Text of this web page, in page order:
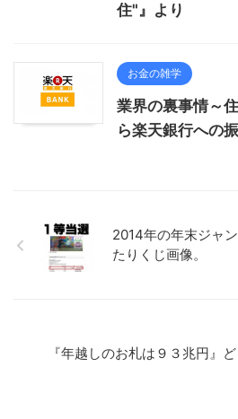
住"』より
お金の雑学
業界の裏事情～
ら楽天銀行への
2014年の年末ジャ
たりくじ画像。
『年越しのお札は９３兆円』